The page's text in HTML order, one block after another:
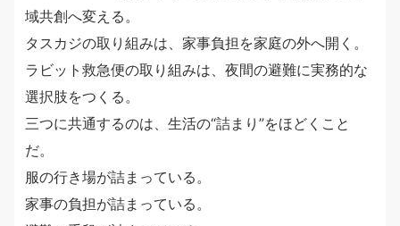
域共創へ変える。
タスカジの取り組みは、家事負担を家庭の外へ開く。
ラビット救急便の取り組みは、夜間の避難に実務的な
選択肢をつくる。
三つに共通するのは、生活の“詰まり”をほどくこと
だ。
服の行き場が詰まっている。
家事の負担が詰まっている。